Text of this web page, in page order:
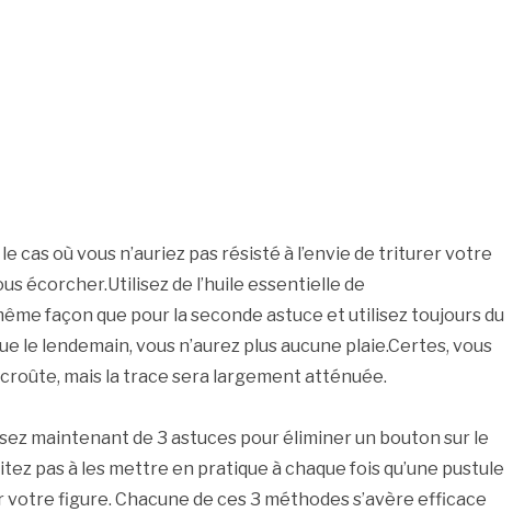
cas où vous n’auriez pas résisté à l’envie de triturer votre
écorcher.Utilisez de l’huile essentielle de
façon que pour la seconde astuce et utilisez toujours du
le lendemain, vous n’aurez plus aucune plaie.Certes, vous
mais la trace sera largement atténuée.
maintenant de 3 astuces pour éliminer un bouton sur le
pas à les mettre en pratique à chaque fois qu’une pustule
figure. Chacune de ces 3 méthodes s’avère efficace